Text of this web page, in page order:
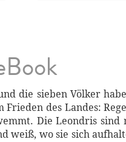
die sieben Völker
des Landes:
Die Leondris sind
weiß, wo sie sich